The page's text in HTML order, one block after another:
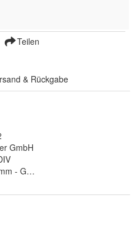
Teilen
& Rückgabe
Dr. Dietrich Müller GmbH
- Grau, 500 x 250 x 40 mm -